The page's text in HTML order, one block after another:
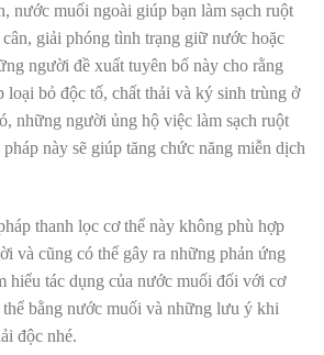
nước muối ngoài giúp bạn làm sạch ruột
giải phóng tình trạng giữ nước hoặc
người đề xuất tuyên bố này cho rằng
loại bỏ độc tố, chất thải và ký sinh trùng ở
những người ủng hộ việc làm sạch ruột
này sẽ giúp tăng chức năng miễn dịch
thanh lọc cơ thể này không phù hợp
và cũng có thể gây ra những phản ứng
hiểu tác dụng của nước muối đối với cơ
thể bằng nước muối và những lưu ý khi
độc nhé.